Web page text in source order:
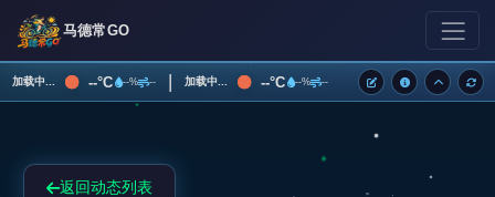
马德常GO
加载中... --°C --% -- | 加载中... --°C --% --
返回动态列表